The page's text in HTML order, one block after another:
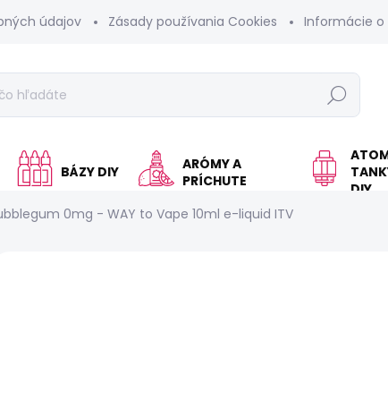
údajov Zásady používania Cookies Informácie o
Hľadať
BÁZY DIY
ARÓMY A
PRÍCHUTE
DIY
0mg - WAY to Vape 10ml e-liquid ITV